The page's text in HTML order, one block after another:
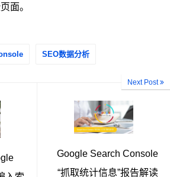
面。
SEO数据分析
Next Post
Google Search Console
“抓取统计信息”报告解读